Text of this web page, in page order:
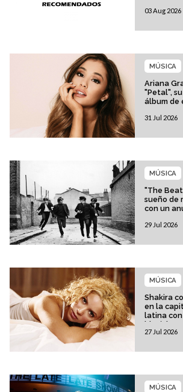
03 Aug 2026
Ariana
"Petal",
álbum de
MÚSICA
31 Jul 2026
"The
sueño de
con un
MÚSICA
29 Jul 2026
Shakira
en la
latina
histórica
MÚSICA
27 Jul 2026
MÚSICA